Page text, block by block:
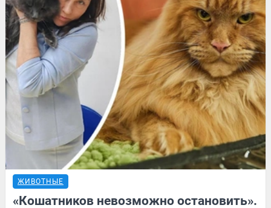
ЖИВОТНЫЕ
«Кошатников невозможно остановить».